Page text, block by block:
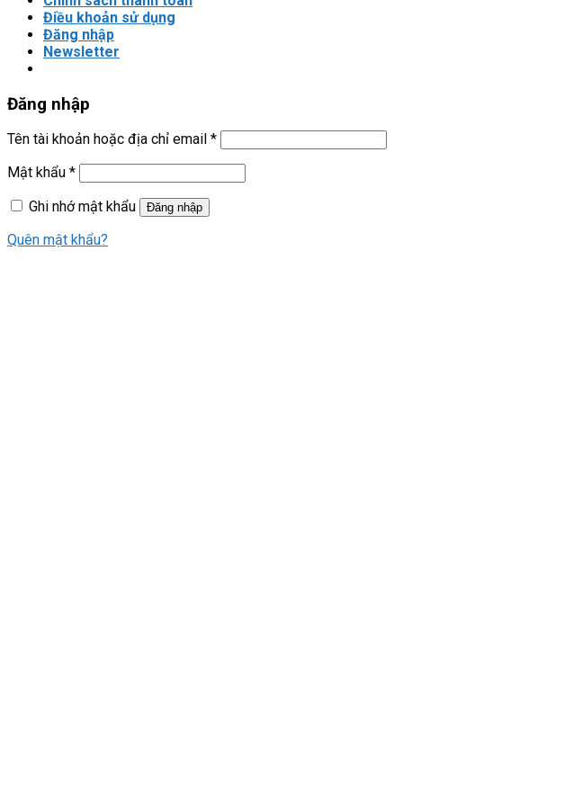
Điều khoản sử dụng
Đăng nhập
Newsletter
Đăng nhập
Tên tài khoản hoặc địa chỉ email *
Mật khẩu *
Ghi nhớ mật khẩu
Đăng nhập
Quên mật khẩu?